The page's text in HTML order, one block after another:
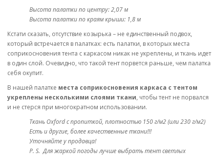
Высота палатки по центру: 2,07 м
Высота палатки по краям крыши: 1,8 м
Кстати сказать, отсутствие козырька – не единственный подвох,
который встречается в палатках: есть палатки, в которых места
соприкосновения тента с каркасом никак не укреплены, и ткань идет
в один слой. Очевидно, что такой тент порвется раньше, чем палатка
себя окупит.
В нашей палатке места соприкосновения каркаса с тентом
укреплены несколькими слоями ткани, чтобы тент не порвался
и не стерся при многократном использовании.
Ткань Oxford с пропиткой, плотностью 150 г/м2 (или 230 г/м2)
Есть и другие, более качественные ткани!!!
Уточняйте у продавца!
P. S. Для жаркой погоды лучше выбрать тент светлых